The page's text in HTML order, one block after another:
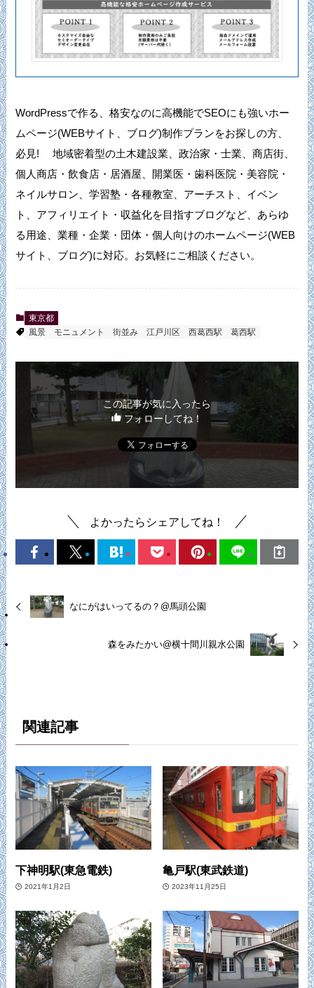
WordPressで作る、格安なのに高機能でSEOにも強いホー
ムページ(WEBサイト、ブログ)制作プランをお探しの方、
必見! 地域密着型の土木建設業、政治家・士業、商店街、
個人商店・飲食店・居酒屋、開業医・歯科医院・美容院・
ネイルサロン、学習塾・各種教室、アーチスト、イベン
ト、アフィリエイト・収益化を目指すブログなど、あらゆ
る用途、業種・企業・団体・個人向けのホームページ(WEB
サイト、ブログ)に対応。お気軽にご相談ください。
東京都
風景
モニュメント 街並み 江戸川区 西葛西駅 葛西駅
この記事が気に入ったら
フォローしてね！
よかったらシェアしてね！
なにがはいってるの？@馬頭公園
森をみたかい@横十間川親水公園
関連記事
下神明駅(東急電鉄)
2021年1月2日
亀戸駅(東武鉄道)
2023年11月25日